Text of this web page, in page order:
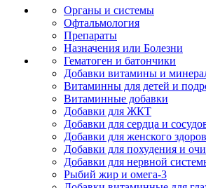
Органы и системы
Офтальмология
Препараты
Назначения или Болезни
Гематоген и батончики
Добавки витамины и
Витаминны для детей и
Витаминные добавки
Добавки для ЖКТ
Добавки для сердца и
Добавки для женского
Добавки для похудения и
Добавки для нервной
Рыбий жир и омега-3